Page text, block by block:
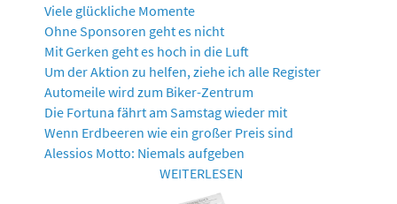
Viele glückliche Momente
Ohne Sponsoren geht es nicht
Mit Gerken geht es hoch in die Luft
Um der Aktion zu helfen, ziehe ich alle Register
Automeile wird zum Biker-Zentrum
Die Fortuna fährt am Samstag wieder mit
Wenn Erdbeeren wie ein großer Preis sind
Alessios Motto: Niemals aufgeben
WEITERLESEN